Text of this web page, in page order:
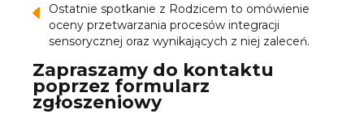
Ostatnie spotkanie z Rodzicem to omówienie
oceny przetwarzania procesów integracji
sensorycznej oraz wynikających z niej zaleceń.
Zapraszamy do kontaktu
poprzez formularz
zgłoszeniowy